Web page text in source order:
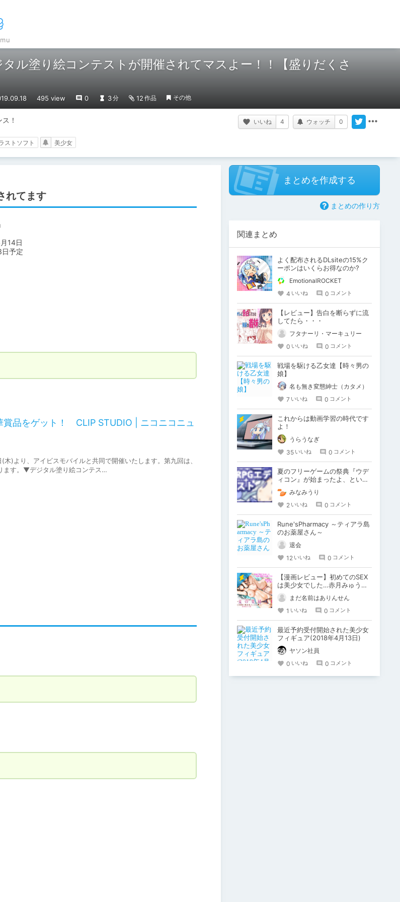
タル塗り絵コンテストが開催されてマスよー！！【盛りだくさ
495 view 0 3分 12 作品 その他
！ いいね 4 ウォッチ 0
ストソフト 美少女
れてます
14日
予定
賞品をゲット！ CLIP STUDIO | ニコニコニュ
)より、アイビスモバイルと共同で開催いたします。第九回は、
ます。▼デジタル塗り絵コンテス…
まとめを作成する
まとめの作り方
関連まとめ
よく配布されるDLsiteの15%ク
ーポンはいくらお得なのか?
EmotionalROCKET
4 いいね 0 コメント
【レビュー】告白を断らずに流
してたら・・・
フタナーリ・マーキュリー
0 いいね 0 コメント
戦場を駆ける乙女達【時々男の
娘】
名も無き変態紳士（カタメ）
7 いいね 0 コメント
これからは動画学習の時代です
よ！
うらうなぎ
35 いいね 0 コメント
夏のフリーゲームの祭典『ウデ
ィコン』が始まったよ、という
話。
みなみうり
2 いいね 0 コメント
Rune'sPharmacy ～ティアラ島
のお薬屋さん～
退会
12 いいね 0 コメント
【漫画レビュー】初めてのSEX
は美少女でした…赤月みゅうと
が描く美少女は最高です！
まだ名前はありんせん
1 いいね 0 コメント
最近予約受付開始された美少女
フィギュア(2018年4月13日)
ヤソン社員
0 いいね 0 コメント